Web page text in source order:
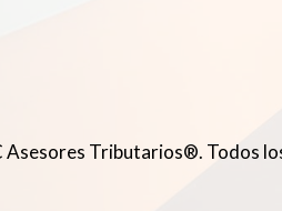
Asesores Tributarios®. Todos